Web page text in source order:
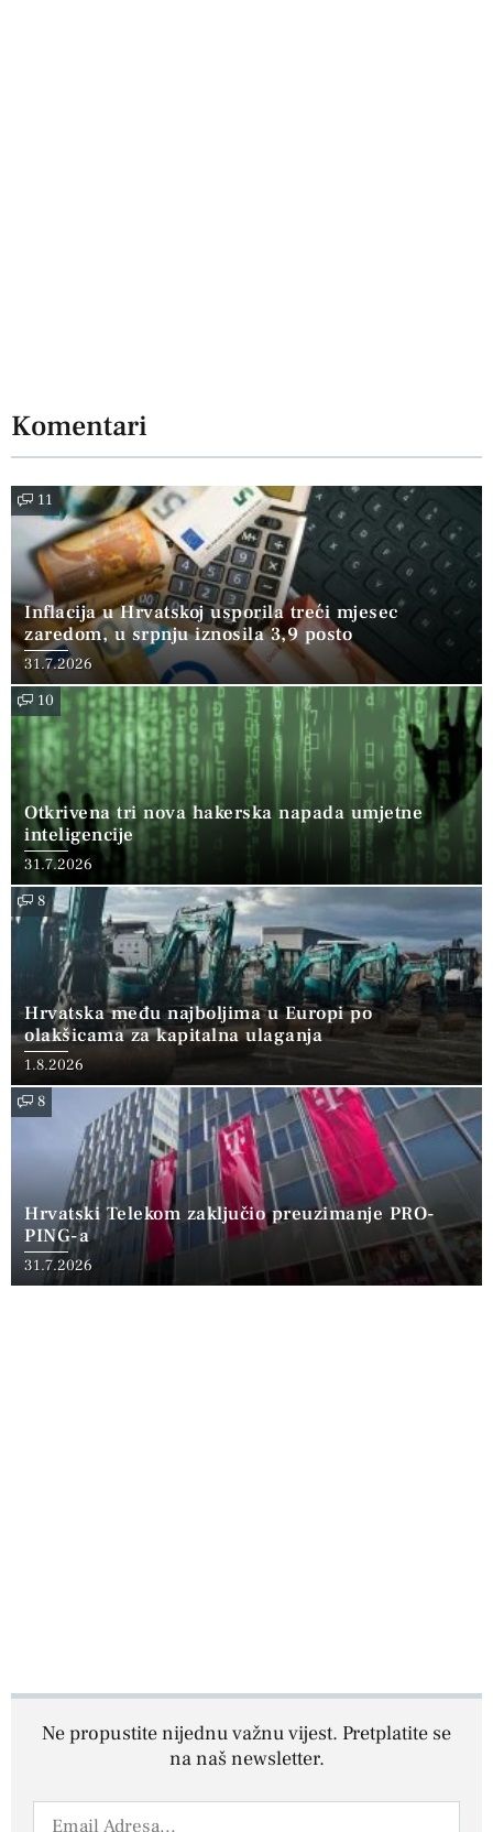
Komentari
11
Inflacija u Hrvatskoj usporila treći mjesec
zaredom, u srpnju iznosila 3,9 posto
31.7.2026
10
Otkrivena tri nova hakerska napada umjetne
inteligencije
31.7.2026
8
Hrvatska među najboljima u Europi po
olakšicama za kapitalna ulaganja
1.8.2026
8
Hrvatski Telekom zaključio preuzimanje PRO-
PING-a
31.7.2026
Ne propustite nijednu važnu vijest. Pretplatite se
na naš newsletter.